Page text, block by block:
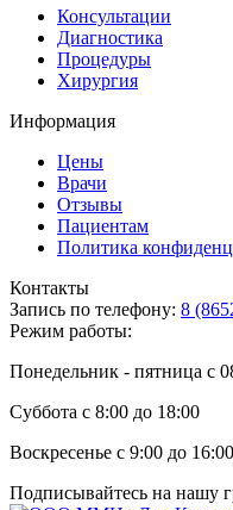
Консультации
Диагностика
Процедуры
Хирургия
Информация
Цены
Врачи
Отзывы
Пациентам
Политика
Контакты
Запись по телефону: 8
Режим работы:
Понедельник - пятница с
Суббота с 8:00 до 18:00
Воскресенье с 9:00 до 16:00
Подписывайтесь на нашу